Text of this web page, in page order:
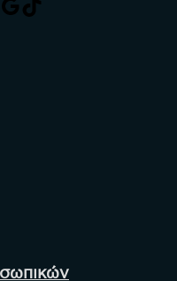
Google
TikTok